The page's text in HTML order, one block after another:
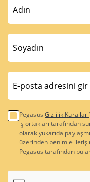
Pegasus Gizlilik Kuralları
iş ortakları tarafından
olarak yukarıda
üzerinden benimle
Pegasus tarafından bu